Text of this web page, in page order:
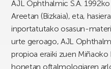
AJL Ophthalmic S.A.
Areetan (Bizkaia), eta,
inportatutako osasun-
urte geroago, AJL
propioa eraiki zuen Miñaoko
honetan oftalmologiaren